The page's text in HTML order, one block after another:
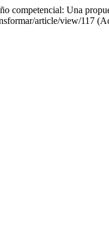
competencial: Una
article/view/117